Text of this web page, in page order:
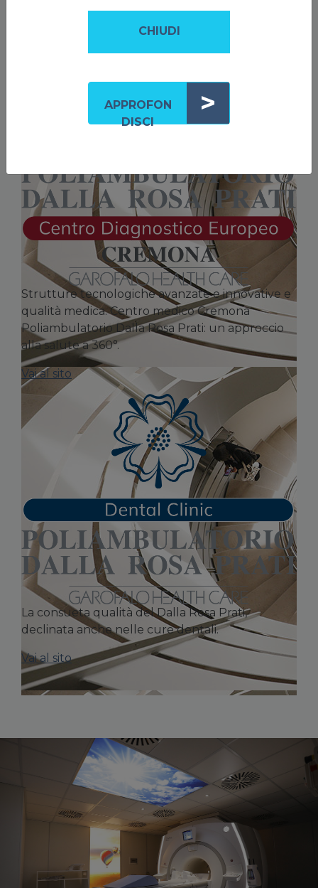
LE NOSTRE SEDI
Strutture tecnologiche avanzate e innovative e
qualità medica. Centro medico Cremona
Poliambulatorio Dalla Rosa Prati: un approccio
alla salute a 360°.
Vai al sito
La consueta qualità del Dalla Rosa Prati,
declinata anche nelle cure dentali.
Vai al sito
CHIUDI
APPROFON
DISCI
>